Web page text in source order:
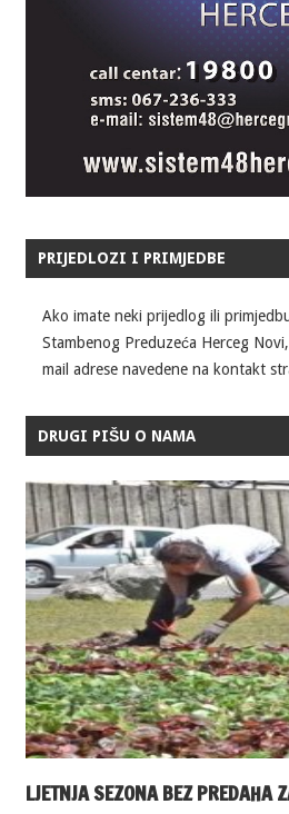
PRIJEDLOZI I PRIMJEDBE
Ako imate neki prijedlog ili
Stambenog Preduzeća Herceg
mail adrese navedene na kontakt
DRUGI PIŠU O NAMA
LJETNJA SEZONA BEZ PREDAHA